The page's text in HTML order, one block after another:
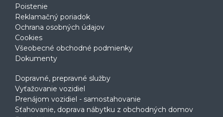
Poistenie
Reklamačný poriadok
Ochrana osobných údajov
Cookies
Všeobecné obchodné podmienky
Dokumenty
Dopravné, prepravné služby
Vyťažovanie vozidiel
Prenájom vozidiel - samostahovanie
Sťahovanie, doprava nábytku z obchodných domov